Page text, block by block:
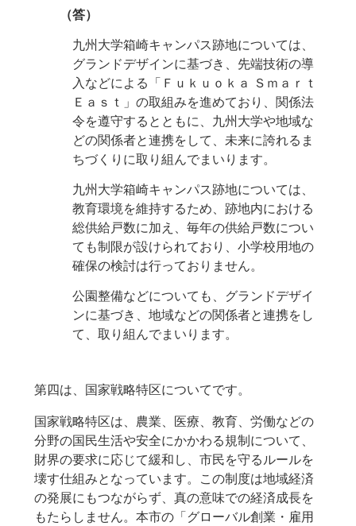
（答）
九州大学箱崎キャンパス跡地については、
グランドデザインに基づき、先端技術の導
入などによる「Ｆｕｋｕｏｋａ Ｓｍａｒｔ
Ｅａｓｔ」の取組みを進めており、関係法
令を遵守するとともに、九州大学や地域な
どの関係者と連携をして、未来に誇れるま
ちづくりに取り組んでまいります。
九州大学箱崎キャンパス跡地については、
教育環境を維持するため、跡地内における
総供給戸数に加え、毎年の供給戸数につい
ても制限が設けられており、小学校用地の
確保の検討は行っておりません。
公園整備などについても、グランドデザイ
ンに基づき、地域などの関係者と連携をし
て、取り組んでまいります。
第四は、国家戦略特区についてです。
国家戦略特区は、農業、医療、教育、労働などの
分野の国民生活や安全にかかわる規制について、
財界の要求に応じて緩和し、市民を守るルールを
壊す仕組みとなっています。この制度は地域経済
の発展にもつながらず、真の意味での経済成長を
もたらしません。本市の「グローバル創業・雇用